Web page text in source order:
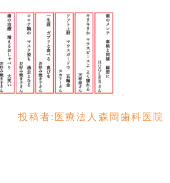
投稿者: 医療法人森岡歯科医院